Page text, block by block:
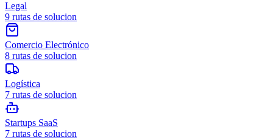
Legal
9 rutas de solucion
Comercio Electrónico
8 rutas de solucion
Logística
7 rutas de solucion
Startups SaaS
7 rutas de solucion